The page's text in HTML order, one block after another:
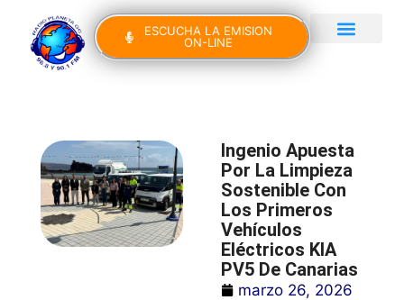
ESCUCHA LA EMISION
ON-LINE
Ingenio Apuesta
Por La Limpieza
Sostenible Con
Los Primeros
Vehículos
Eléctricos KIA
PV5 De Canarias
marzo 26, 2026